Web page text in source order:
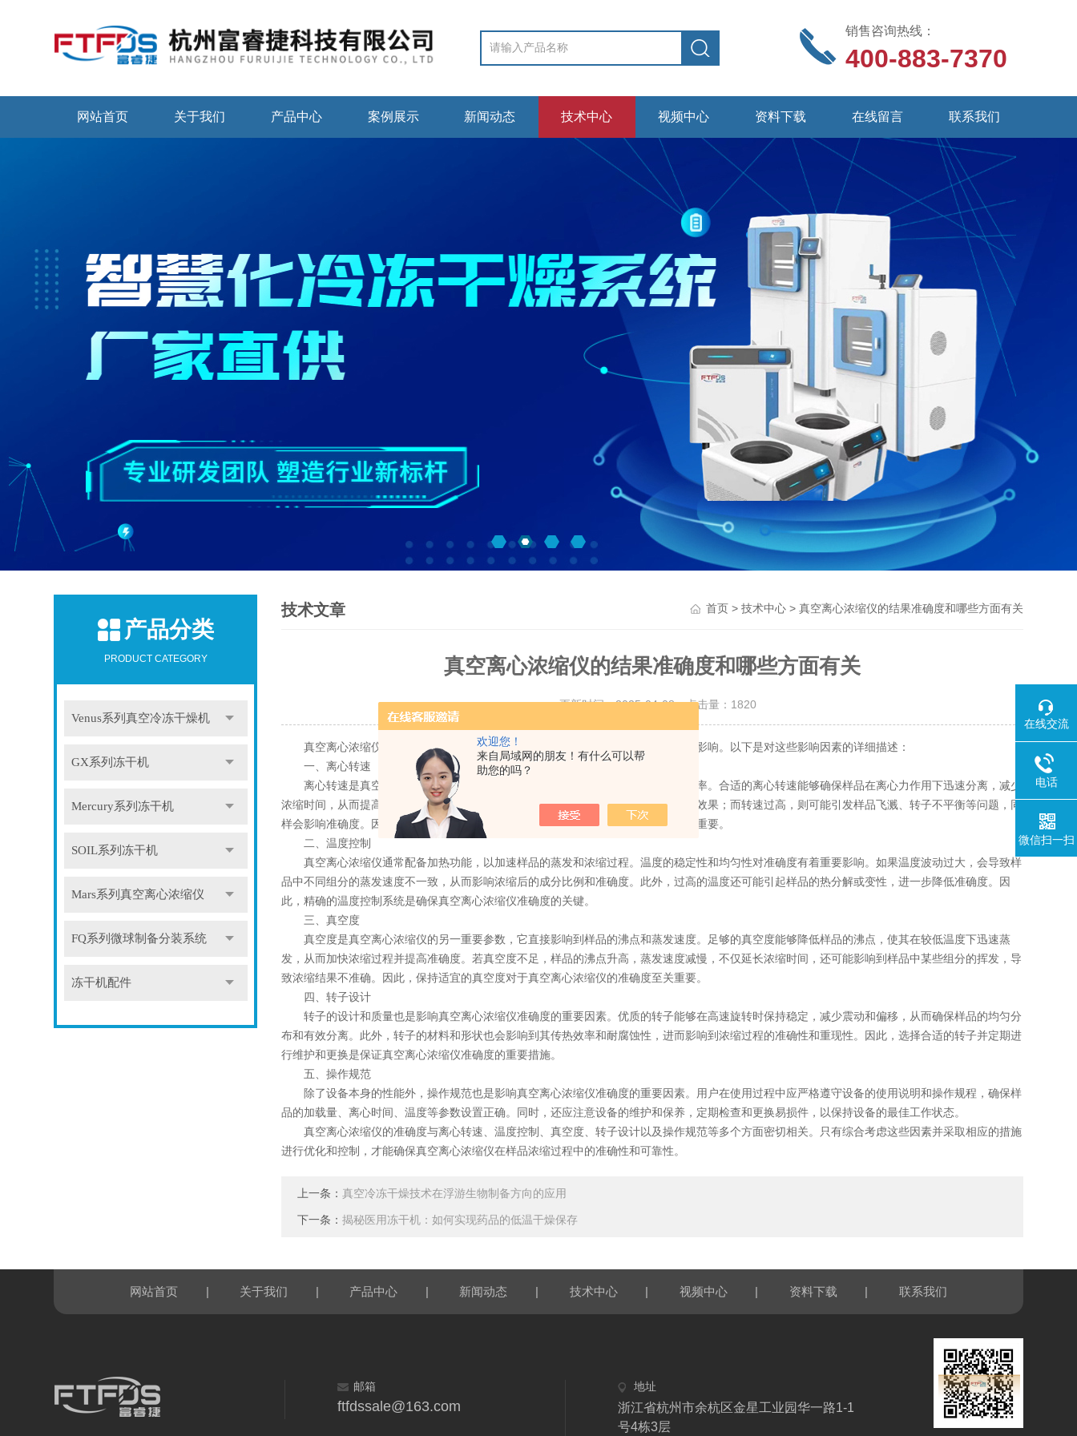
欢迎您！
来自局域网的朋友！有什么可以帮
助您的吗？
销售咨询热线：
400-883-7370
网站首页 关于我们 产品中心 案例展示 新闻动态 技术中心 视频中心 资料下载 在线留言 联系我们
产品分类
PRODUCT CATEGORY
Venus系列真空冷冻干燥机
GX系列冻干机
Mercury系列冻干机
SOIL系列冻干机
Mars系列真空离心浓缩仪
FQ系列微球制备分装系统
冻干机配件
技术文章 首页> 技术中心> 真空离心浓缩仪的结果准确度和哪些方面有关
真空离心浓缩仪的结果准确度和哪些方面有关
更新时间：2025-04-08 点击量： 1820
真空离心浓缩仪作为一种高效、快速的样品浓缩设备，其准确度受到多个方面的影响。以下是对这些影响因素的详细描述：
一、离心转速
离心转速是真空离心浓缩仪的核心参数之一，它直接影响到样品的分离速度和效率。合适的离心转速能够确保样品在离心力作用下迅速分离，减少
浓缩时间，从而提高浓缩的准确性。若转速过低，可能导致样品分离不全，影响浓缩效果；而转速过高，则可能引发样品飞溅、转子不平衡等问题，同
样会影响准确度。因此，选择适宜的离心转速对于保证真空离心浓缩仪的准确度至关重要。
二、温度控制
真空离心浓缩仪通常配备加热功能，以加速样品的蒸发和浓缩过程。温度的稳定性和均匀性对准确度有着重要影响。如果温度波动过大，会导致样
品中不同组分的蒸发速度不一致，从而影响浓缩后的成分比例和准确度。此外，过高的温度还可能引起样品的热分解或变性，进一步降低准确度。因
此，精确的温度控制系统是确保真空离心浓缩仪准确度的关键。
三、真空度
真空度是真空离心浓缩仪的另一重要参数，它直接影响到样品的沸点和蒸发速度。足够的真空度能够降低样品的沸点，使其在较低温度下迅速蒸
发，从而加快浓缩过程并提高准确度。若真空度不足，样品的沸点升高，蒸发速度减慢，不仅延长浓缩时间，还可能影响到样品中某些组分的挥发，导
致浓缩结果不准确。因此，保持适宜的真空度对于真空离心浓缩仪的准确度至关重要。
四、转子设计
转子的设计和质量也是影响真空离心浓缩仪准确度的重要因素。优质的转子能够在高速旋转时保持稳定，减少震动和偏移，从而确保样品的均匀分
布和有效分离。此外，转子的材料和形状也会影响到其传热效率和耐腐蚀性，进而影响到浓缩过程的准确性和重现性。因此，选择合适的转子并定期进
行维护和更换是保证真空离心浓缩仪准确度的重要措施。
五、操作规范
除了设备本身的性能外，操作规范也是影响真空离心浓缩仪准确度的重要因素。用户在使用过程中应严格遵守设备的使用说明和操作规程，确保样
品的加载量、离心时间、温度等参数设置正确。同时，还应注意设备的维护和保养，定期检查和更换易损件，以保持设备的最佳工作状态。
真空离心浓缩仪的准确度与离心转速、温度控制、真空度、转子设计以及操作规范等多个方面密切相关。只有综合考虑这些因素并采取相应的措施
进行优化和控制，才能确保真空离心浓缩仪在样品浓缩过程中的准确性和可靠性。
上一条：真空冷冻干燥技术在浮游生物制备方向的应用
下一条：揭秘医用冻干机：如何实现药品的低温干燥保存
网站首页 | 关于我们 | 产品中心 | 新闻动态 | 技术中心 | 视频中心 | 资料下载 | 联系我们
邮箱
ftfdssale@163.com
地址
浙江省杭州市余杭区金星工业园华一路1-1
号4栋3层
在线交流
电话
微信扫一扫